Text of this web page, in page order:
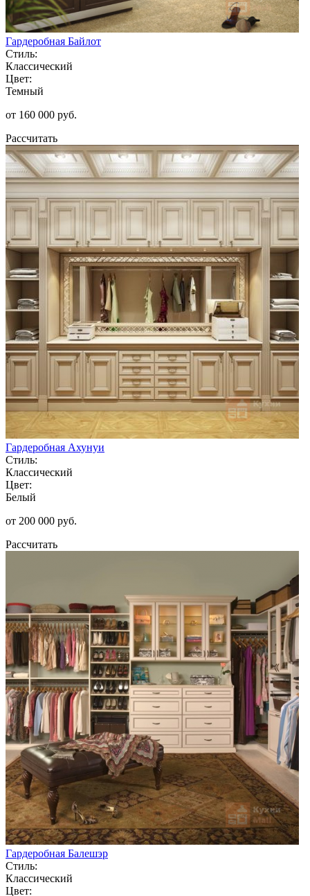
Гардеробная Байлот
Стиль:
Классический
Цвет:
Темный
от 160 000 руб.
Рассчитать
Гардеробная Ахунуи
Стиль:
Классический
Цвет:
Белый
от 200 000 руб.
Рассчитать
Гардеробная Балешэр
Стиль:
Классический
Цвет: